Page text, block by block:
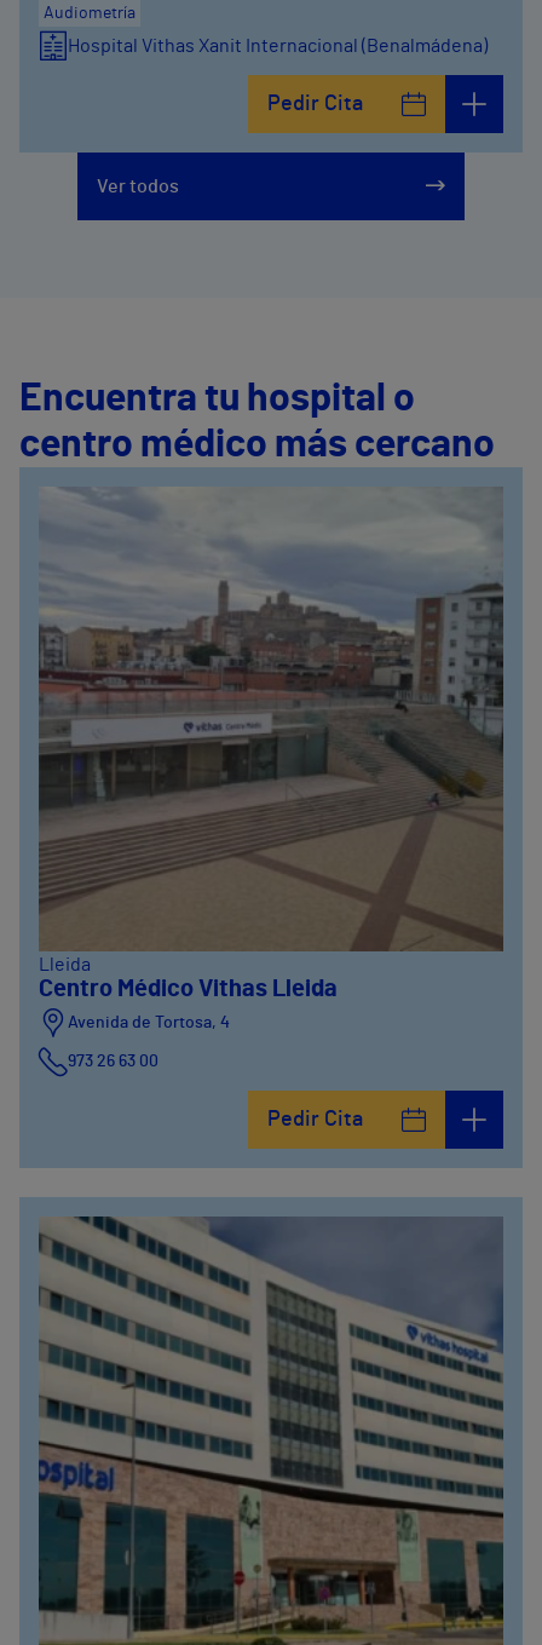
Audiometría
Hospital Vithas Xanit Internacional (Benalmádena)
Pedir Cita
Ver todos
Encuentra tu hospital o
centro médico más cercano
Lleida
Centro Médico Vithas Lleida
Avenida de Tortosa, 4
973 26 63 00
Pedir Cita